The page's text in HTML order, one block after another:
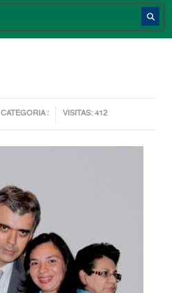
CATEGORIA : VISITAS: 412